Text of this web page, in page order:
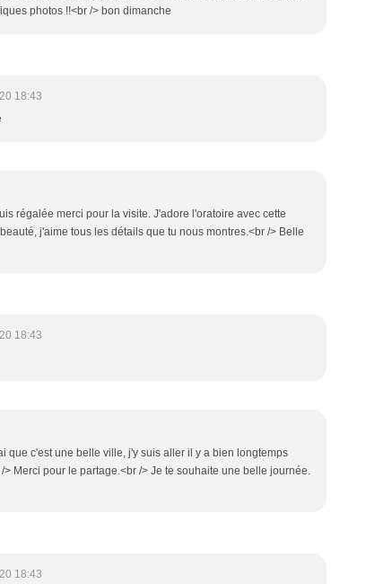
photos !!<br /> bon dimanche
18:43
régalée merci pour la visite. J'adore l'oratoire avec cette
j'aime tous les détails que tu nous montres.<br /> Belle
18:43
que c'est une belle ville, j'y suis aller il y a bien longtemps
Merci pour le partage.<br /> Je te souhaite une belle journée.
18:43